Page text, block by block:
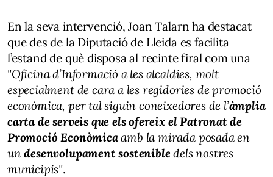
En la seva intervenció, Joan Talarn ha destacat
que des de la Diputació de Lleida es facilita
l’estand de què disposa al recinte firal com una
"Oficina d’Informació a les alcaldies, molt
especialment de cara a les regidories de promoció
econòmica, per tal siguin coneixedores de l’àmplia
carta de serveis que els ofereix el Patronat de
Promoció Econòmicaamb la mirada posada en
undesenvolupament sostenibledels nostres
municipis".